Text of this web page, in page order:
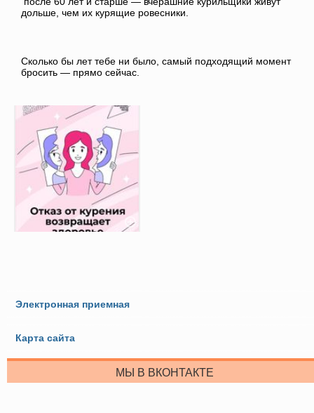
дольше, чем их курящие ровесники.
Сколько бы лет тебе ни было, самый подходящий момент
бросить — прямо сейчас.
Электронная приемная
Карта сайта
МЫ В ВКОНТАКТЕ